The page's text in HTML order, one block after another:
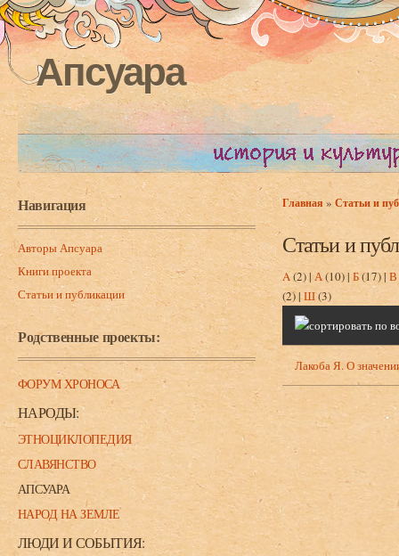
Апсуара
Навигация
Авторы Апсуара
Книги проекта
Статьи и публикации
Родственные проекты:
ФОРУМ ХРОНОСА
НАРОДЫ:
ЭТНОЦИКЛОПЕДИЯ
СЛАВЯНСТВО
АПСУАРА
НАРОД НА ЗЕМЛЕ
ЛЮДИ И СОБЫТИЯ:
Вы здесь
Главная » Статьи и
Статьи и
A(2)| А(10)| Б(17)| В
(2)|Ш(3)
Лакоба Я. О